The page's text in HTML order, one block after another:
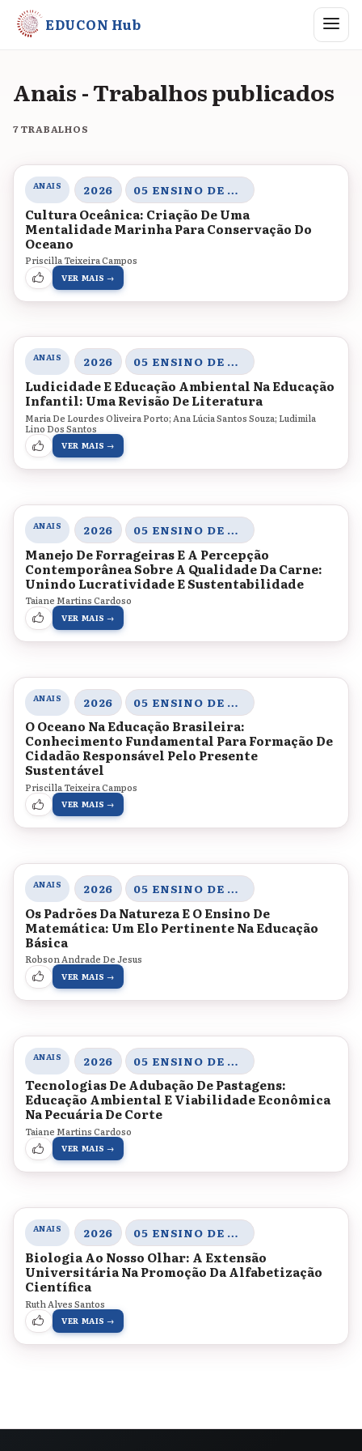
EDUCON Hub Abrir
Anais - Trabalhos publicados
7 TRABALHOS
ANAIS 2026 05 ENSINO DE MATEMÁTICA E CIÊNCIAS, SABERES, AMBIENTE E PRÁTICAS INVESTIGATIVAS
Cultura Oceânica: Criação De Uma
Mentalidade Marinha Para Conservação Do
Oceano
Priscilla Teixeira Campos
VER MAIS →
ANAIS 2026 05 ENSINO DE MATEMÁTICA E CIÊNCIAS, SABERES, AMBIENTE E PRÁTICAS INVESTIGATIVAS
Ludicidade E Educação Ambiental Na Educação
Infantil: Uma Revisão De Literatura
Maria De Lourdes Oliveira Porto; Ana Lúcia Santos Souza; Ludimila
Lino Dos Santos
VER MAIS →
ANAIS 2026 05 ENSINO DE MATEMÁTICA E CIÊNCIAS, SABERES, AMBIENTE E PRÁTICAS INVESTIGATIVAS
Manejo De Forrageiras E A Percepção
Contemporânea Sobre A Qualidade Da Carne:
Unindo Lucratividade E Sustentabilidade
Taiane Martins Cardoso
VER MAIS →
ANAIS 2026 05 ENSINO DE MATEMÁTICA E CIÊNCIAS, SABERES, AMBIENTE E PRÁTICAS INVESTIGATIVAS
O Oceano Na Educação Brasileira:
Conhecimento Fundamental Para Formação De
Cidadão Responsável Pelo Presente
Sustentável
Priscilla Teixeira Campos
VER MAIS →
ANAIS 2026 05 ENSINO DE MATEMÁTICA E CIÊNCIAS, SABERES, AMBIENTE E PRÁTICAS INVESTIGATIVAS
Os Padrões Da Natureza E O Ensino De
Matemática: Um Elo Pertinente Na Educação
Básica
Robson Andrade De Jesus
VER MAIS →
ANAIS 2026 05 ENSINO DE MATEMÁTICA E CIÊNCIAS, SABERES, AMBIENTE E PRÁTICAS INVESTIGATIVAS
Tecnologias De Adubação De Pastagens:
Educação Ambiental E Viabilidade Econômica
Na Pecuária De Corte
Taiane Martins Cardoso
VER MAIS →
ANAIS 2026 05 ENSINO DE MATEMÁTICA E CIÊNCIAS, SABERES, AMBIENTE E PRÁTICAS INVESTIGATIVAS
​Biologia Ao Nosso Olhar: A Extensão
Universitária Na Promoção Da Alfabetização
Científica
Ruth Alves Santos
VER MAIS →